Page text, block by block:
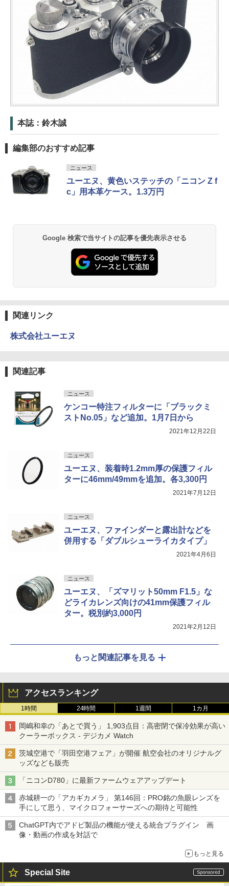
本誌：鈴木誠
編集部のおすすめ記事
ニュース
ユーエヌ、黄色いステッチの「ニコン Z f
c」用本革ケース。1.3万円
Google 検索で当サイトの記事を優先表示させる
関連リンク
株式会社ユーエヌ
関連記事
ニュース
ケンコー特注フィルターに「ブラックミ
ストNo.05」など追加。1月7日から
2021年12月22日
ニュース
ユーエヌ、装着時1.2mm厚の保護フィル
ターに46mm/49mmを追加。各3,300円
2021年7月12日
ニュース
ユーエヌ、ファインダーと露出計などを
併用する「ダブルシューライカタイプ」
2021年4月6日
ニュース
ユーエヌ、「ズマリット50mm F1.5」な
どライカレンズ向けの41mm保護フィル
ター。税別約3,000円
2021年2月12日
もっと関連記事を見る
アクセスランキング
1時間 24時間 1週間 1カ月
岡嶋和幸の「あとで買う」 1,903点目：高密閉で保冷効果が高い
クーラーボックス - デジカメ Watch
茨城空港で「羽田空港フェア」が開催 航空会社のオリジナルグ
ッズなども販売
「ニコンD780」に最新ファームウェアアップデート
赤城耕一の「アカギカメラ」 第146回：PRO銘の魚眼レンズを
手にして思う、マイクロフォーサーズへの期待と可能性
ChatGPT内でアドビ製品の機能が使える統合プラグイン 画
像・動画の作成を対話で
もっと見る
Special Site